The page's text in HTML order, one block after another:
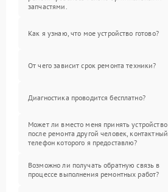
запчастями.
Как я узнаю, что мое устройство готово?
От чего зависит срок ремонта техники?
Диагностика проводится бесплатно?
Может ли вместо меня принять устройство
после ремонта другой человек, контактный
телефон которого я предоставлю?
Возможно ли получать обратную связь в
процессе выполнения ремонтных работ?